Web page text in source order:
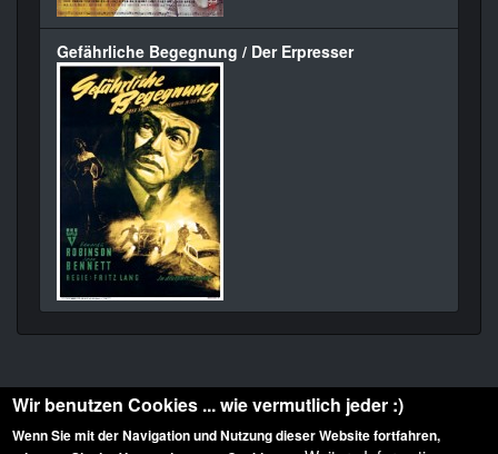
Gefährliche Begegnung / Der Erpresser
Wir benutzen Cookies ... wie vermutlich jeder :)
Wenn Sie mit der Navigation und Nutzung dieser Website fortfahren,